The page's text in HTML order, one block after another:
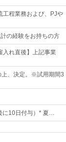
工程業務および、PJや
の経験をお持ちの方
入れ直後】上記事業
上、決定。※試用期間3
に10日付与）* 夏…